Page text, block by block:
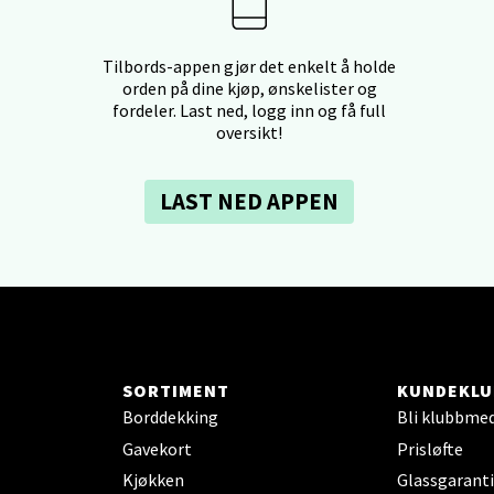
Tilbords-appen gjør det enkelt å holde
orden på dine kjøp, ønskelister og
fordeler. Last ned, logg inn og få full
oversikt!
LAST NED APPEN
SORTIMENT
Borddekking
Gavekort
Kjøkken
Bli
Prisløfte
Glassgaranti
Thon Senter Ski
Jernbanesvingen 6, 1400 Ski
- Sortland Storsenter
26, 8400 Sortland